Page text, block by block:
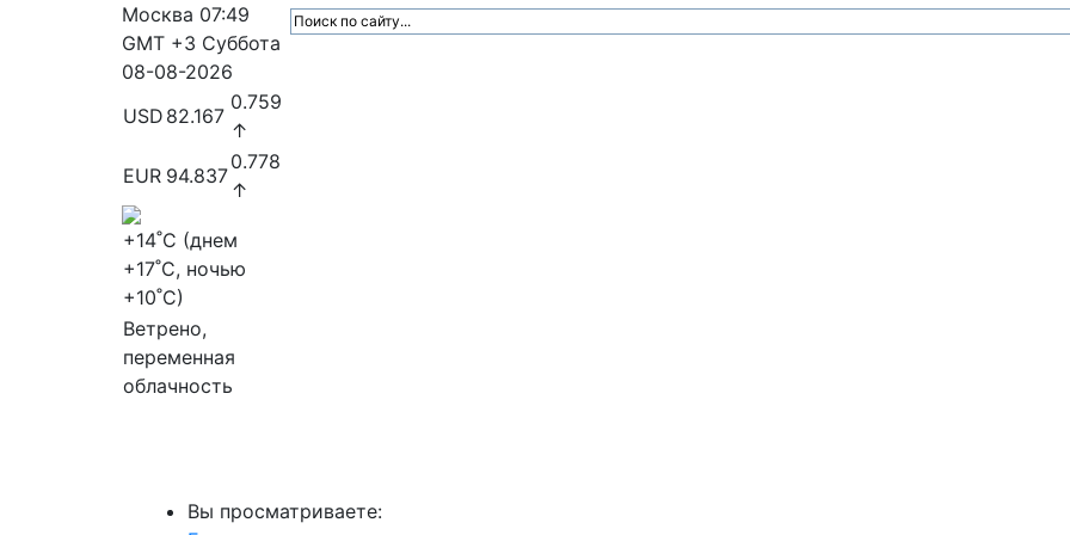
Москва 07:49
GMT +3 Суббота
08-08-2026
USD 82.167
0.759
↑
EUR 94.837
0.778
↑
+14˚C (днем
+17˚C, ночью
+10˚C)
Ветрено,
переменная
облачность
Вы просматриваете: